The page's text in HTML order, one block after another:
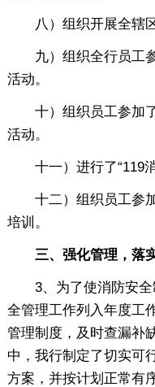
八）组织开展全辖区
九）组织全行员工参
活动。
十）组织员工参加了
活动。
十一）进行了“119消
十二）组织员工参加
培训。
三、强化管理，落实
3、为了使消防安全
全管理工作列入年度工
管理制度，及时查漏补
中，我行制定了切实可
方案，并按计划正常有